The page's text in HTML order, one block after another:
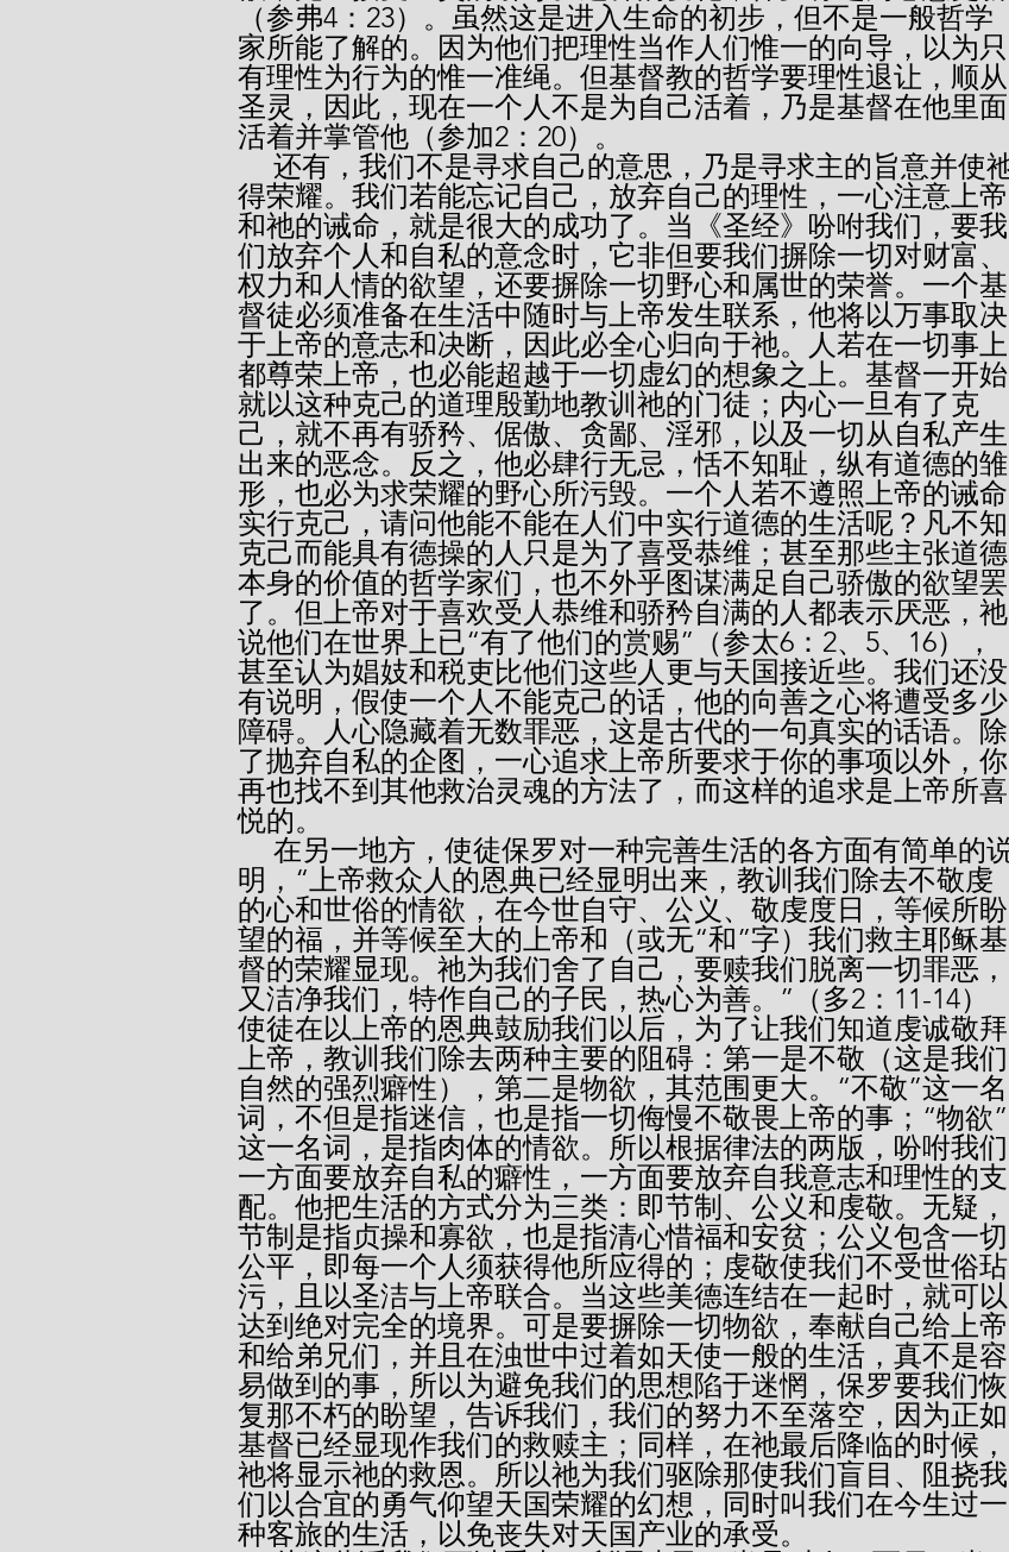
（参弗4：23）。虽然这是进入生命的初步，但不是一般哲学
家所能了解的。因为他们把理性当作人们惟一的向导，以为只
有理性为行为的惟一准绳。但基督教的哲学要理性退让，顺从
圣灵，因此，现在一个人不是为自己活着，乃是基督在他里面
活着并掌管他（参加2：20）。
得荣耀。我们若能忘记自己，放弃自己的理性，一心注意上帝
和祂的诫命，就是很大的成功了。当《圣经》吩咐我们，要我
们放弃个人和自私的意念时，它非但要我们摒除一切对财富、
权力和人情的欲望，还要摒除一切野心和属世的荣誉。一个基
督徒必须准备在生活中随时与上帝发生联系，他将以万事取决
于上帝的意志和决断，因此必全心归向于祂。人若在一切事上
都尊荣上帝，也必能超越于一切虚幻的想象之上。基督一开始
就以这种克己的道理殷勤地教训祂的门徒；内心一旦有了克
己，就不再有骄矜、倨傲、贪鄙、淫邪，以及一切从自私产生
出来的恶念。反之，他必肆行无忌，恬不知耻，纵有道德的雏
形，也必为求荣耀的野心所污毁。一个人若不遵照上帝的诫命
实行克己，请问他能不能在人们中实行道德的生活呢？凡不知
克己而能具有德操的人只是为了喜受恭维；甚至那些主张道德
本身的价值的哲学家们，也不外乎图谋满足自己骄傲的欲望罢
了。但上帝对于喜欢受人恭维和骄矜自满的人都表示厌恶，祂
说他们在世界上已“有了他们的赏赐”（参太6：2、5、16），
甚至认为娼妓和税吏比他们这些人更与天国接近些。我们还没
有说明，假使一个人不能克己的话，他的向善之心将遭受多少
障碍。人心隐藏着无数罪恶，这是古代的一句真实的话语。除
了抛弃自私的企图，一心追求上帝所要求于你的事项以外，你
再也找不到其他救治灵魂的方法了，而这样的追求是上帝所喜
悦的。
明，“上帝救众人的恩典已经显明出来，教训我们除去不敬虔
的心和世俗的情欲，在今世自守、公义、敬虔度日，等候所盼
望的福，并等候至大的上帝和（或无“和”字）我们救主耶稣基
督的荣耀显现。祂为我们舍了自己，要赎我们脱离一切罪恶，
又洁净我们，特作自己的子民，热心为善。”（多2：11-14）
使徒在以上帝的恩典鼓励我们以后，为了让我们知道虔诚敬拜
上帝，教训我们除去两种主要的阻碍：第一是不敬（这是我们
自然的强烈癖性），第二是物欲，其范围更大。“不敬”这一名
词，不但是指迷信，也是指一切侮慢不敬畏上帝的事；“物欲”
这一名词，是指肉体的情欲。所以根据律法的两版，吩咐我们
一方面要放弃自私的癖性，一方面要放弃自我意志和理性的支
配。他把生活的方式分为三类：即节制、公义和虔敬。无疑，
节制是指贞操和寡欲，也是指清心惜福和安贫；公义包含一切
公平，即每一个人须获得他所应得的；虔敬使我们不受世俗玷
污，且以圣洁与上帝联合。当这些美德连结在一起时，就可以
达到绝对完全的境界。可是要摒除一切物欲，奉献自己给上帝
和给弟兄们，并且在浊世中过着如天使一般的生活，真不是容
易做到的事，所以为避免我们的思想陷于迷惘，保罗要我们恢
复那不朽的盼望，告诉我们，我们的努力不至落空，因为正如
基督已经显现作我们的救赎主；同样，在祂最后降临的时候，
祂将显示祂的救恩。所以祂为我们驱除那使我们盲目、阻挠我
们以合宜的勇气仰望天国荣耀的幻想，同时叫我们在今生过一
种客旅的生活，以免丧失对天国产业的承受。